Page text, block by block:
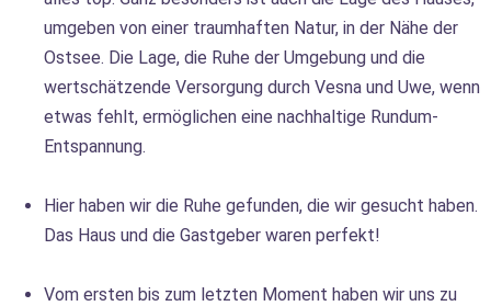
umgeben von einer traumhaften Natur, in der Nähe der
Ostsee. Die Lage, die Ruhe der Umgebung und die
wertschätzende Versorgung durch Vesna und Uwe, wenn
etwas fehlt, ermöglichen eine nachhaltige Rundum-
Entspannung.
Hier haben wir die Ruhe gefunden, die wir gesucht haben.
Das Haus und die Gastgeber waren perfekt!
Vom ersten bis zum letzten Moment haben wir uns zu